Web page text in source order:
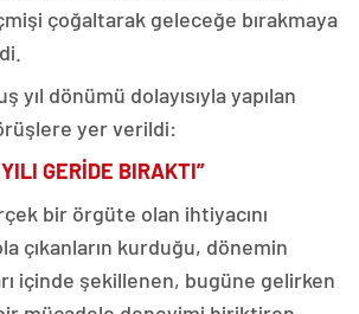
çoğaltarak geleceğe bırakmaya
yıl dönümü dolayısıyla yapılan
yer verildi:
GERİDE BIRAKTI”
bir örgüte olan ihtiyacını
çıkanların kurduğu, dönemin
içinde şekillenen, bugüne gelirken